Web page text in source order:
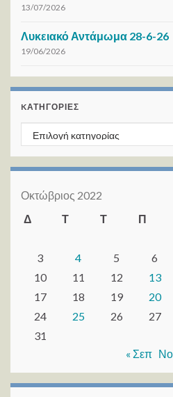
13/07/2026
Λυκειακό Αντάμωμα 28-6-26
19/06/2026
KΑΤΗΓΟΡΊΕΣ
Kατηγορίες
Οκτώβριος 2022
Δ
Τ Τ Π
3
4 5 6
10
11 12 13
17
18 19 20
24
25 26 27
31
« Σεπ